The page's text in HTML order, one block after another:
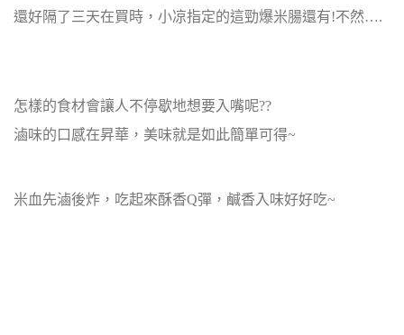
還好隔了三天在買時，小凉指定的這勁爆米腸還有!不然….
怎樣的食材會讓人不停歇地想要入嘴呢??
滷味的口感在昇華，美味就是如此簡單可得~
米血先滷後炸，吃起來酥香Q彈，鹹香入味好好吃~